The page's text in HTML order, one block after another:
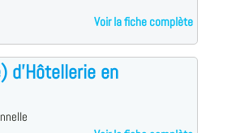
Voir la fiche complète
d'Hôtellerie en